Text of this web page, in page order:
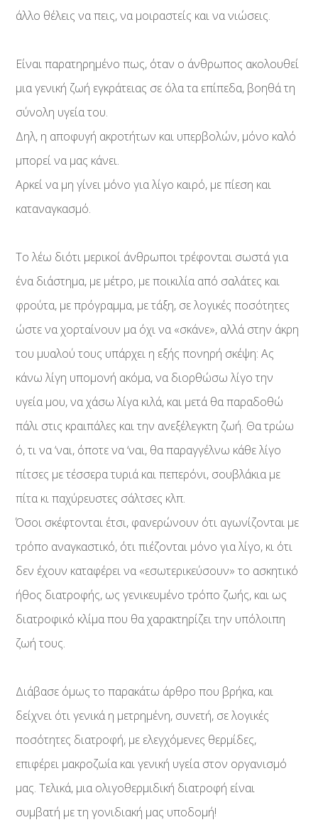
άλλο θέλεις να πεις, να μοιραστείς και να νιώσεις.
Είναι παρατηρημένο πως, όταν ο άνθρωπος ακολουθεί
μια γενική ζωή εγκράτειας σε όλα τα επίπεδα, βοηθά τη
σύνολη υγεία του.
Δηλ, η αποφυγή ακροτήτων και υπερβολών, μόνο καλό
μπορεί να μας κάνει.
Αρκεί να μη γίνει μόνο για λίγο καιρό, με πίεση και
καταναγκασμό.
Το λέω διότι μερικοί άνθρωποι τρέφονται σωστά για
ένα διάστημα, με μέτρο, με ποικιλία από σαλάτες και
φρούτα, με πρόγραμμα, με τάξη, σε λογικές ποσότητες
ώστε να χορταίνουν μα όχι να «σκάνε», αλλά στην άκρη
του μυαλού τους υπάρχει η εξής πονηρή σκέψη: Ας
κάνω λίγη υπομονή ακόμα, να διορθώσω λίγο την
υγεία μου, να χάσω λίγα κιλά, και μετά θα παραδοθώ
πάλι στις κραιπάλες και την ανεξέλεγκτη ζωή. Θα τρώω
ό, τι να ‘ναι, όποτε να ‘ναι, θα παραγγέλνω κάθε λίγο
πίτσες με τέσσερα τυριά και πεπερόνι, σουβλάκια με
πίτα κι παχύρευστες σάλτσες κλπ.
Όσοι σκέφτονται έτσι, φανερώνουν ότι αγωνίζονται με
τρόπο αναγκαστικό, ότι πιέζονται μόνο για λίγο, κι ότι
δεν έχουν καταφέρει να «εσωτερικεύσουν» το ασκητικό
ήθος διατροφής, ως γενικευμένο τρόπο ζωής, και ως
διατροφικό κλίμα που θα χαρακτηρίζει την υπόλοιπη
ζωή τους.
Διάβασε όμως το παρακάτω άρθρο που βρήκα, και
δείχνει ότι γενικά η μετρημένη, συνετή, σε λογικές
ποσότητες διατροφή, με ελεγχόμενες θερμίδες,
επιφέρει μακροζωία και γενική υγεία στον οργανισμό
μας. Τελικά, μια ολιγοθερμιδική διατροφή είναι
συμβατή με τη γονιδιακή μας υποδομή!